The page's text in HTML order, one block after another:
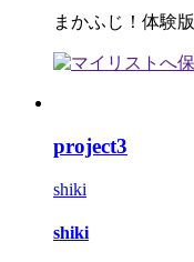
まかふじ！体験版
project3
shiki
shiki